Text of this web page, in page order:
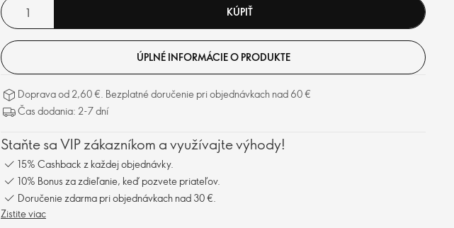
KÚPIŤ
ÚPLNÉ INFORMÁCIE O PRODUKTE
Doprava od 2,60 €. Bezplatné doručenie pri objednávkach nad 60 €
Čas dodania: 2-7 dní
Staňte sa VIP zákazníkom a využívajte výhody!
15% Cashback z každej objednávky.
10% Bonus za zdieľanie, keď pozvete priateľov.
Doručenie zdarma pri objednávkach nad 30 €.
Zistite viac